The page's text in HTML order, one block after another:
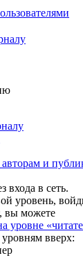
и
входа в сеть.
уровень,
вы можете
уровне
уровням вверх: